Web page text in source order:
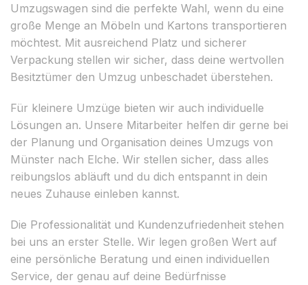
Umzugswagen sind die perfekte Wahl, wenn du eine
große Menge an Möbeln und Kartons transportieren
möchtest. Mit ausreichend Platz und sicherer
Verpackung stellen wir sicher, dass deine wertvollen
Besitztümer den Umzug unbeschadet überstehen.
Für kleinere Umzüge bieten wir auch individuelle
Lösungen an. Unsere Mitarbeiter helfen dir gerne bei
der Planung und Organisation deines Umzugs von
Münster nach Elche. Wir stellen sicher, dass alles
reibungslos abläuft und du dich entspannt in dein
neues Zuhause einleben kannst.
Die Professionalität und Kundenzufriedenheit stehen
bei uns an erster Stelle. Wir legen großen Wert auf
eine persönliche Beratung und einen individuellen
Service, der genau auf deine Bedürfnisse